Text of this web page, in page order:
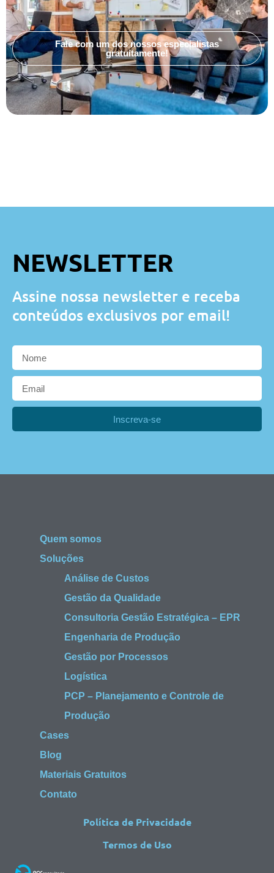
Fale com um dos nossos especialistas
gratuitamente!
NEWSLETTER
Assine nossa newsletter e receba
conteúdos exclusivos por email!
Inscreva-se
Quem somos
Soluções
Análise de Custos
Gestão da Qualidade
Consultoria Gestão Estratégica – EPR
Engenharia de Produção
Gestão por Processos
Logística
PCP – Planejamento e Controle de
Produção
Cases
Blog
Materiais Gratuitos
Contato
Política de Privacidade
Termos de Uso